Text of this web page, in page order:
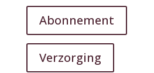
Abonnement
Verzorging